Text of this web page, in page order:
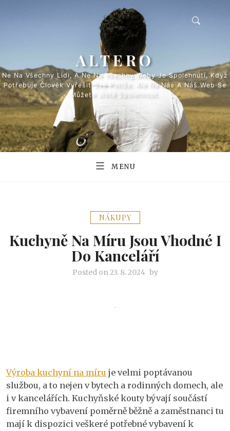
ALTERO
Ne Na Všechny Lidi, A Ne Na Všechny Weby Je Spolehnutí, Když
Potřebuje Člověk Vyřešit Své Potíže. Ale Na Nás A Náš Web Se
Můžete Jistě Spolehnout.
MENU
NÁKUPY
Kuchyně Na Míru Jsou Vhodné I
Do Kanceláří
Posted on23. 8. 2024 by
Výroba kuchyní na míru je velmi poptávanou
službou, a to nejen v bytech a rodinných domech, ale
i v kancelářích. Kuchyňské kouty bývají součástí
firemního vybavení poměrně běžně a zaměstnanci tu
mají k dispozici veškeré potřebné vybavení k